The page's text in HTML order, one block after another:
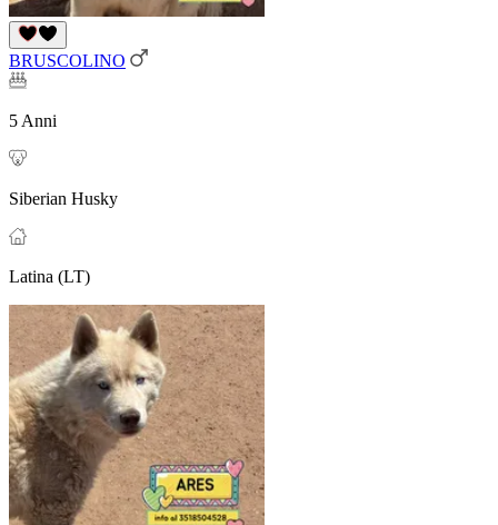
BRUSCOLINO
5 Anni
Siberian Husky
Latina (LT)